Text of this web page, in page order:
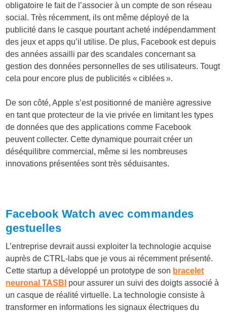
obligatoire le fait de l’associer à un compte de son réseau
social. Très récemment, ils ont même déployé de la
publicité dans le casque pourtant acheté indépendamment
des jeux et apps qu’il utilise. De plus, Facebook est depuis
des années assailli par des scandales concernant sa
gestion des données personnelles de ses utilisateurs. Tougt
cela pour encore plus de publicités « ciblées ».
De son côté, Apple s’est positionné de manière agressive
en tant que protecteur de la vie privée en limitant les types
de données que des applications comme Facebook
peuvent collecter. Cette dynamique pourrait créer un
déséquilibre commercial, même si les nombreuses
innovations présentées sont très séduisantes.
Facebook Watch avec commandes
gestuelles
L’entreprise devrait aussi exploiter la technologie acquise
auprès de CTRL-labs que je vous ai récemment présenté.
Cette startup a développé un prototype de son bracelet
neuronal TASBI pour assurer un suivi des doigts associé à
un casque de réalité virtuelle. La technologie consiste à
transformer en informations les signaux électriques du